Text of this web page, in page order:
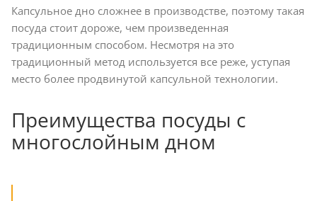
Капсульное дно сложнее в производстве, поэтому такая
посуда стоит дороже, чем произведенная
традиционным способом. Несмотря на это
традиционный метод используется все реже, уступая
место более продвинутой капсульной технологии.
Преимущества посуды с
многослойным дном